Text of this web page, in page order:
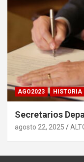
AGO2023 HISTORIA
Secretarios
agosto 22, 2025